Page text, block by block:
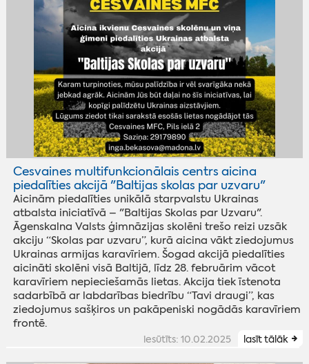
Cesvaines multifunkcionālais centrs aicina
piedalīties akcijā "Baltijas skolas par uzvaru"
Aicinām piedalīties unikālā starpvalstu Ukrainas
atbalsta iniciatīvā – "Baltijas Skolas par Uzvaru".
Āgenskalna Valsts ģimnāzijas skolēni trešo reizi uzsāk
akciju “Skolas par uzvaru”, kurā aicina vākt ziedojumus
Ukrainas armijas karavīriem. Šogad akcijā piedalīties
aicināti skolēni visā Baltijā, līdz 28. februārim vācot
karavīriem nepieciešamās lietas. Akcija tiek īstenota
sadarbībā ar labdarības biedrību “Tavi draugi”, kas
ziedojumus sašķiros un pakāpeniski nogādās karavīriem
frontē.
iesūtīts: 10.02.2025 lasīt tālāk